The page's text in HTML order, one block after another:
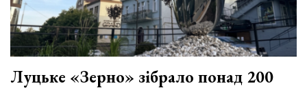
XIX
Спартакіада
VolWe...
29 Липня 2026
566 переглядів
Луцьке «Зерно» зібрало понад 200